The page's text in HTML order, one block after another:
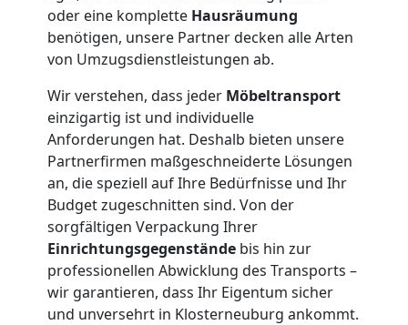
oder eine komplette Hausräumung
benötigen, unsere Partner decken alle Arten
von Umzugsdienstleistungen ab.
Wir verstehen, dass jeder Möbeltransport
einzigartig ist und individuelle
Anforderungen hat. Deshalb bieten unsere
Partnerfirmen maßgeschneiderte Lösungen
an, die speziell auf Ihre Bedürfnisse und Ihr
Budget zugeschnitten sind. Von der
sorgfältigen Verpackung Ihrer
Einrichtungsgegenstände bis hin zur
professionellen Abwicklung des Transports –
wir garantieren, dass Ihr Eigentum sicher
und unversehrt in Klosterneuburg ankommt.
Privatumzug
Dornbirn
Tresortransport
Dornbirn
Umzug